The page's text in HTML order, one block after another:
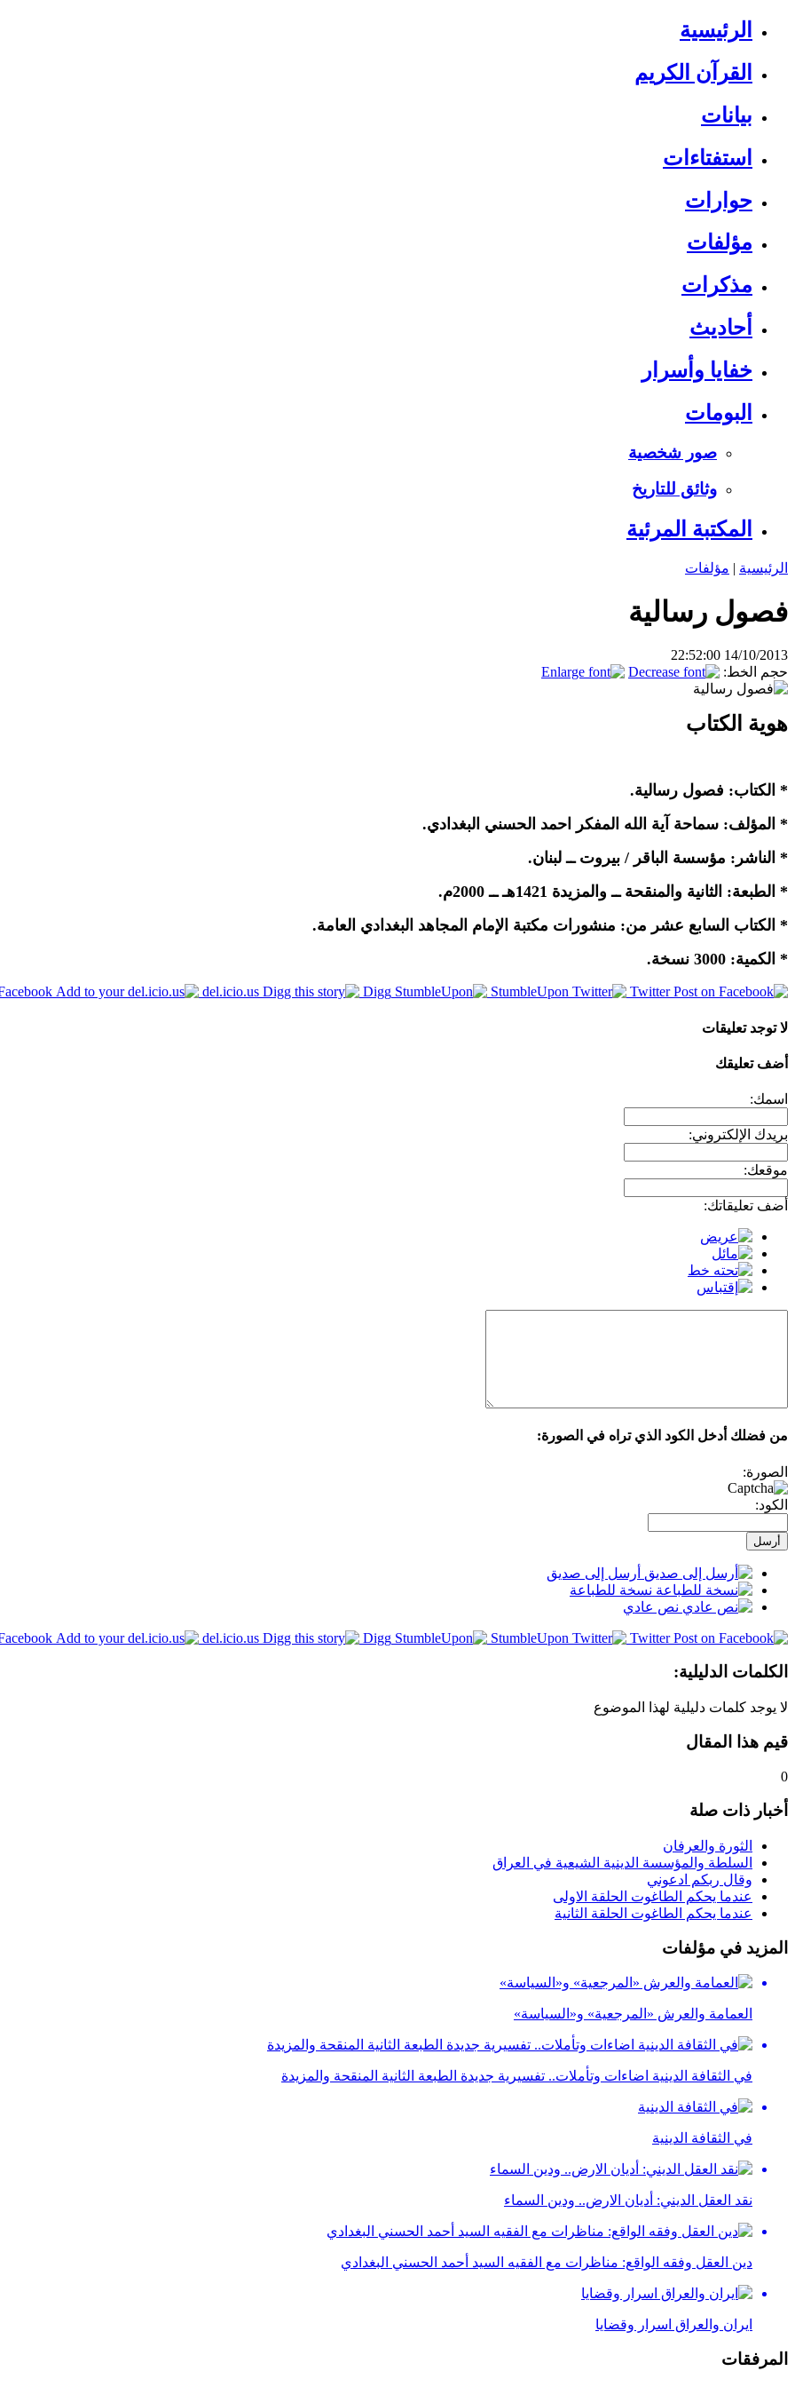
الرئيسية
القرآن الكريم
بيانات
استفتاءات
حوارات
مؤلفات
مذكرات
أحاديث
خفايا وأسرار
البومات
صور شخصية
وثائق للتاريخ
المكتبة المرئية
الرئيسية | مؤلفات
فصول رسالية
14/10/2013 22:52:00
حجم الخط:
هوية الكتاب
* الكتاب: فصول رسالية.
* المؤلف: سماحة آية الله المفكر احمد الحسني البغدادي.
* الناشر: مؤسسة الباقر / بيروت ــ لبنان.
* الطبعة: الثانية والمنقحة ــ والمزيدة 1421هـ ــ 2000م.
* الكتاب السابع عشر من: منشورات مكتبة الإمام المجاهد البغدادي العامة.
* الكمية: 3000 نسخة.
del.icio.us Digg StumbleUpon Twitter
لا توجد تعليقات
أضف تعليقك
اسمك:
بريدك الإلكتروني:
موقعك:
أضف تعليقاتك:
من فضلك أدخل الكود الذي تراه في الصورة:
الصورة:
الكود:
أرسل إلى صديق
نسخة للطباعة
نص عادي
del.icio.us Digg StumbleUpon Twitter
الكلمات الدليلية:
لا يوجد كلمات دليلية لهذا الموضوع
قيم هذا المقال
0
أخبار ذات صلة
الثورة والعرفان
السلطة والمؤسسة الدينية الشيعية في العراق
وقال ربكم ادعوني
عندما يحكم الطاغوت الحلقة الاولى
عندما يحكم الطاغوت الحلقة الثانية
المزيد في مؤلفات
العمامة والعرش «المرجعية» و«السياسة»
في الثقافة الدينية اضاءات وتأملات.. تفسيرية جديدة الطبعة الثانية المنقحة والمزيدة
في الثقافة الدينية
نقد العقل الديني: أديان الارض.. ودين السماء
دين العقل وفقه الواقع: مناظرات مع الفقيه السيد أحمد الحسني البغدادي
ايران والعراق اسرار وقضايا
المرفقات